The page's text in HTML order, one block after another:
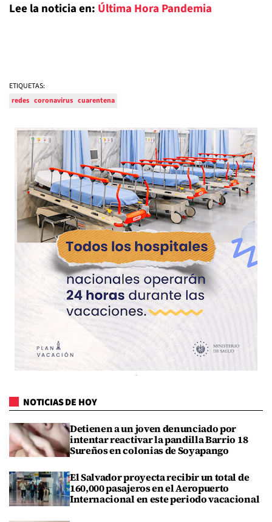
Lee la noticia en: Última Hora Pandemia
ETIQUETAS:
redes coronavirus cuarentena
NOTICIAS DE HOY
Detienen a un joven denunciado por
intentar reactivar la pandilla Barrio 18
Sureños en colonias de Soyapango
El Salvador proyecta recibir un total de
160,000 pasajeros en el Aeropuerto
Internacional en este periodo vacacional